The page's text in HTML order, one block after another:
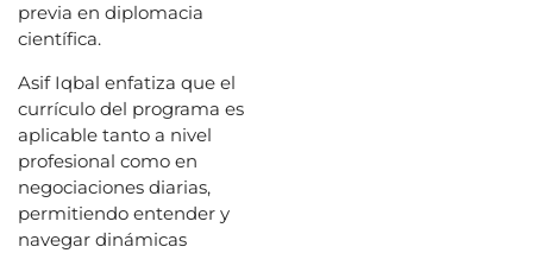
previa en diplomacia
científica.
Asif Iqbal enfatiza que el
currículo del programa es
aplicable tanto a nivel
profesional como en
negociaciones diarias,
permitiendo entender y
navegar dinámicas